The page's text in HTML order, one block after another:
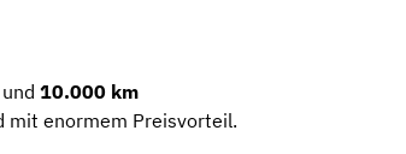
und 10.000 km
mit enormem Preisvorteil.